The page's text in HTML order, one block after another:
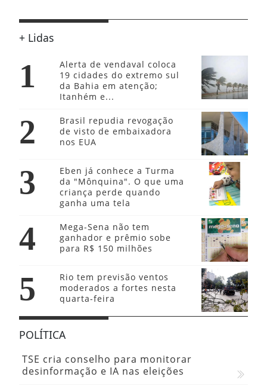
+ Lidas
1
Alerta de vendaval coloca
19 cidades do extremo sul
da Bahia em atenção;
Itanhém e...
2
Brasil repudia revogação
de visto de embaixadora
nos EUA
3
Eben já conhece a Turma
da "Mônquina". O que uma
criança perde quando
ganha uma tela
4
Mega-Sena não tem
ganhador e prêmio sobe
para R$ 150 milhões
5
Rio tem previsão ventos
moderados a fortes nesta
quarta-feira
POLÍTICA
TSE cria conselho para monitorar
desinformação e IA nas eleições